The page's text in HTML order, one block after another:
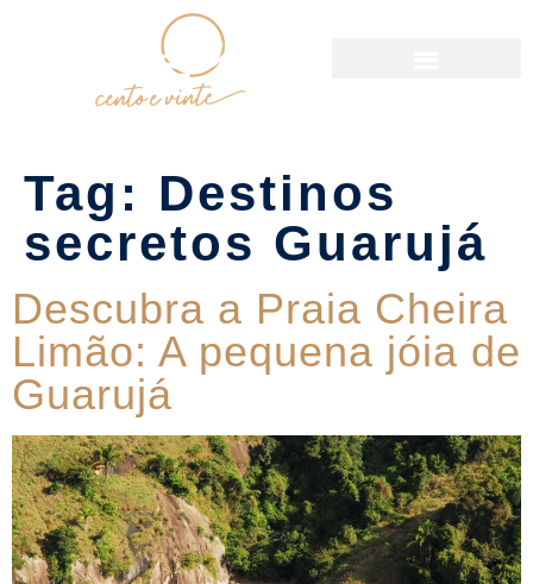
Tag: Destinos
secretos Guarujá
Descubra a Praia Cheira
Limão: A pequena jóia de
Guarujá